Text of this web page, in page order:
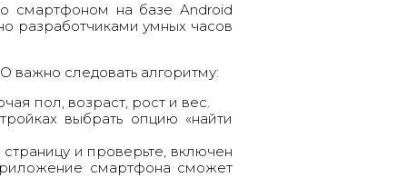
смартфоном на базе Android
разработчиками умных часов
важно следовать алгоритму:
пол, возраст, рост и вес.
выбрать опцию «найти
и проверьте, включен
смартфона сможет